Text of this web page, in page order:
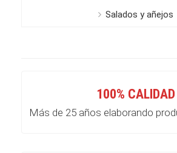
Salados y añejos
100% CALIDAD
Más de 25 años elaborando